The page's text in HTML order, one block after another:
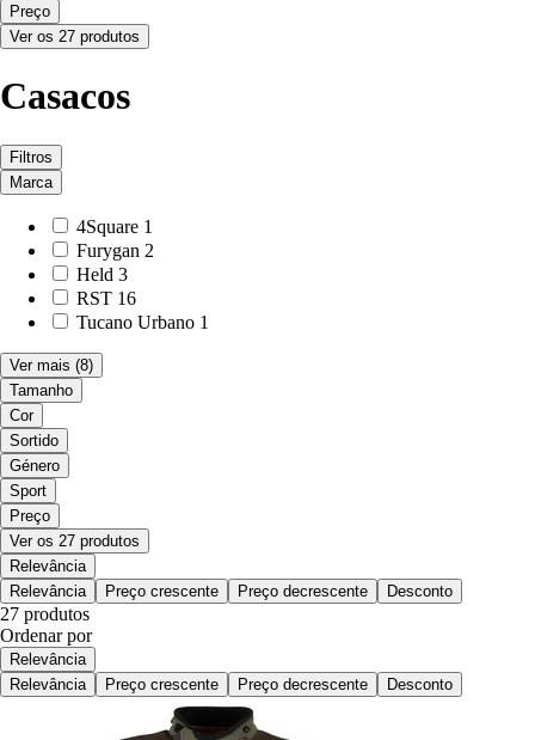
Preço
Ver os 27 produtos
Casacos
Filtros
Marca
4Square 1
Furygan 2
Held 3
RST 16
Tucano Urbano 1
Ver mais (8)
Tamanho
Cor
Sortido
Género
Sport
Preço
Ver os 27 produtos
Relevância
Relevância
Preço crescente Preço decrescente Desconto
27 produtos
Ordenar por
Relevância
Relevância
Preço crescente Preço decrescente Desconto